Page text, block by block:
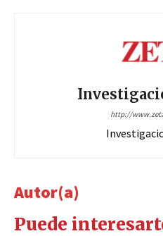
http://
Autor(a)
Puede